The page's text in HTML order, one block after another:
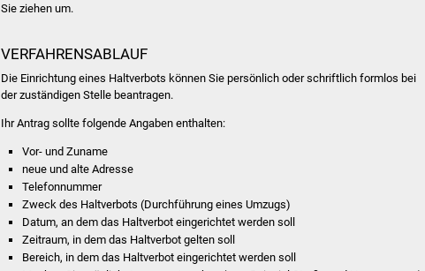
Sie ziehen um.
VERFAHRENSABLAUF
Die Einrichtung eines Haltverbots können Sie persönlich oder schriftlich formlos bei
der zuständigen Stelle beantragen.
Ihr Antrag sollte folgende Angaben enthalten:
Vor- und Zuname
neue und alte Adresse
Telefonnummer
Zweck des Haltverbots (Durchführung eines Umzugs)
Datum, an dem das Haltverbot eingerichtet werden soll
Zeitraum, in dem das Haltverbot gelten soll
Bereich, in dem das Haltverbot eingerichtet werden soll